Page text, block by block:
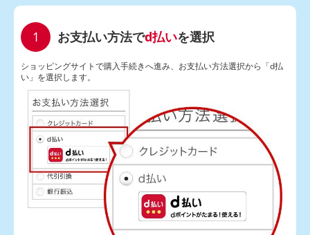
お支払い方法でd払いを選択
ショッピングサイトで購入手続きへ進み、お支払い方法選択から「d払
い」を選択します。